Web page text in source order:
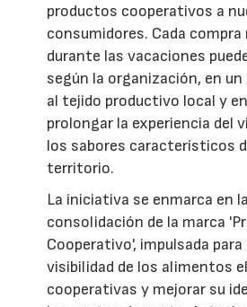
productos cooperativos a
consumidores. Cada compra
durante las vacaciones
según la organización, en
al tejido productivo local y
prolongar la experiencia del
los sabores característicos
territorio.
La iniciativa se enmarca en
consolidación de la marca
Cooperativo', impulsada
visibilidad de los alimentos
cooperativas y mejorar su